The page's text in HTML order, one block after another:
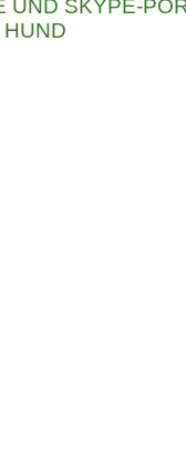
UND SKYPE-